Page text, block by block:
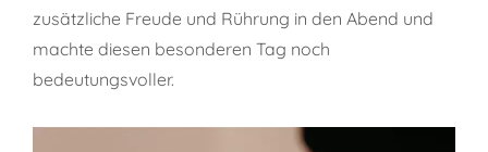
zusätzliche Freude und Rührung in den Abend und
machte diesen besonderen Tag noch
bedeutungsvoller.